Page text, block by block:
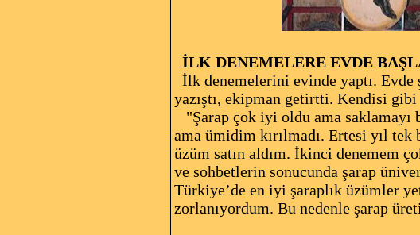
İLK DENEMELERE EVDE
İlk denemelerini evinde yaptı.
yazıştı, ekipman getirtti. Kendisi
"Şarap çok iyi oldu ama saklamayı
ama ümidim kırılmadı. Ertesi yıl
üzüm satın aldım. İkinci denemem
ve sohbetlerin sonucunda şarap
Türkiye’de en iyi şaraplık üzümler
zorlanıyordum. Bu nedenle şarap